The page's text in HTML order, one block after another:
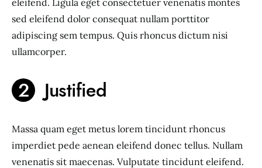
eleifend. Ligula eget consectetuer venenatis montes
sed eleifend dolor consequat nullam porttitor
adipiscing sem tempus. Quis rhoncus dictum nisi
ullamcorper.
Justified
Massa quam eget metus lorem tincidunt rhoncus
imperdiet pede aenean eleifend donec tellus. Nullam
venenatis sit maecenas. Vulputate tincidunt eleifend.